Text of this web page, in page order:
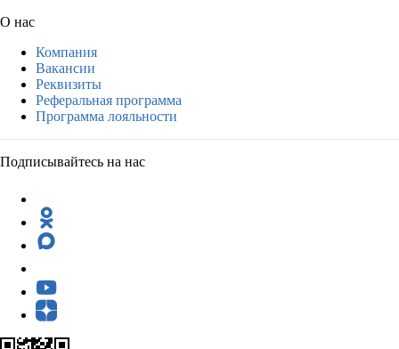
О нас
Компания
Вакансии
Реквизиты
Реферальная программа
Программа лояльности
Подписывайтесь на нас